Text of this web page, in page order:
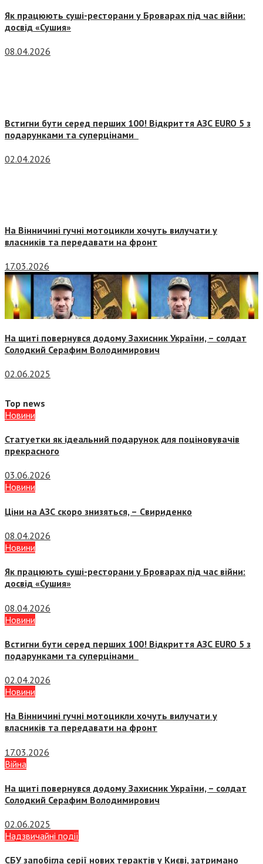
Як працюють суші-ресторани у Броварах під час війни:
досвід «Сушия»
08.04.2026
Встигни бути серед перших 100! Відкриття АЗС EURO 5 з
подарунками та суперцінами
02.04.2026
На Вінничині гучні мотоцикли хочуть вилучати у
власників та передавати на фронт
17.03.2026
На щиті повернувся додому Захисник України, – солдат
Солодкий Серафим Володимирович
02.06.2025
Top news
Новини
Статуетки як ідеальний подарунок для поціновувачів
прекрасного
03.06.2026
Новини
Ціни на АЗС скоро знизяться, – Свириденко
08.04.2026
Новини
Як працюють суші-ресторани у Броварах під час війни:
досвід «Сушия»
08.04.2026
Новини
Встигни бути серед перших 100! Відкриття АЗС EURO 5 з
подарунками та суперцінами
02.04.2026
Новини
На Вінничині гучні мотоцикли хочуть вилучати у
власників та передавати на фронт
17.03.2026
Війна
На щиті повернувся додому Захисник України, – солдат
Солодкий Серафим Володимирович
02.06.2025
Надзвичайні події
СБУ запобігла серії нових терактів у Києві, затримано